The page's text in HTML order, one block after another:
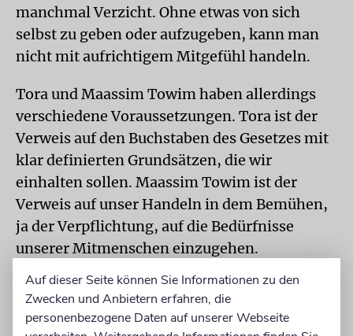
manchmal Verzicht. Ohne etwas von sich
selbst zu geben oder aufzugeben, kann man
nicht mit aufrichtigem Mitgefühl handeln.
Tora und Maassim Towim haben allerdings
verschiedene Voraussetzungen. Tora ist der
Verweis auf den Buchstaben des Gesetzes mit
klar definierten Grundsätzen, die wir
einhalten sollen. Maassim Towim ist der
Verweis auf unser Handeln in dem Bemühen,
ja der Verpflichtung, auf die Bedürfnisse
unserer Mitmenschen einzugehen.
HANDLUNGSWEISENFür gute Taten gibt es
unterschiedliche Situationen, die
verschiedene Handlungsweisen erfordern. Oft
Auf dieser Seite können Sie Informationen zu den
Zwecken und Anbietern erfahren, die
personenbezogene Daten auf unserer Webseite